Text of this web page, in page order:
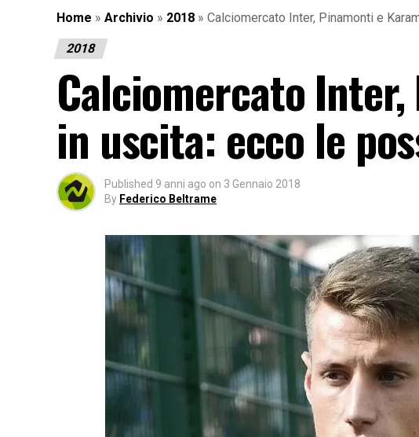
Home » Archivio » 2018 » Calciomercato Inter, Pinamonti e
2018
Calciomercato
in uscita: ecco le
Published 9 anni ago on 3 Gennaio 2018
By Federico Beltrame